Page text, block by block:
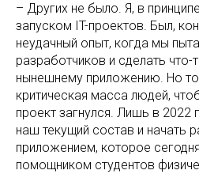
– Других не было. Я, в
запуском IT-проектов. Был,
неудачный опыт, когда мы
разработчиков и сделать
нынешнему приложению. Но
критическая масса людей,
проект загнулся. Лишь в 2022
наш текущий состав и начать
приложением, которое
помощником студентов